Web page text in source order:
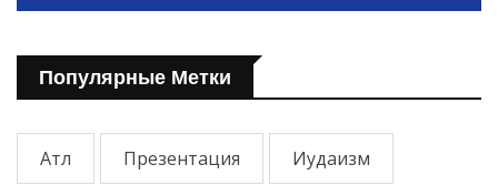
Популярные Метки
Атл Презентация Иудаизм